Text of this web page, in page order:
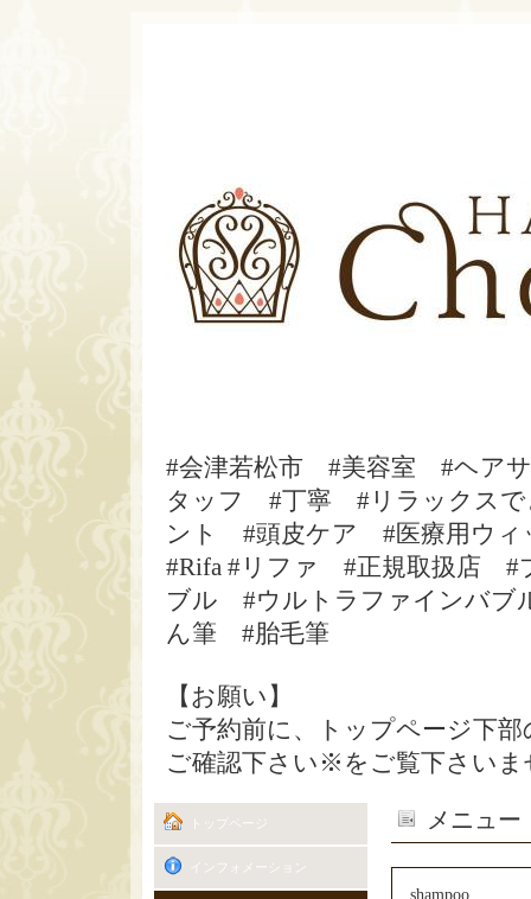
#会津若松市 #美容室 #ヘア
タッフ #丁寧 #リラックス
ント #頭皮ケア #医療用ウ
#Rifa #リファ #正規取扱店
ブル #ウルトラファインバ
ん筆 #胎毛筆
【お願い】
ご予約前に、トップページ下
ご確認下さい※をご覧下さいま
メニュー
shampoo
トップページ
インフォメーション